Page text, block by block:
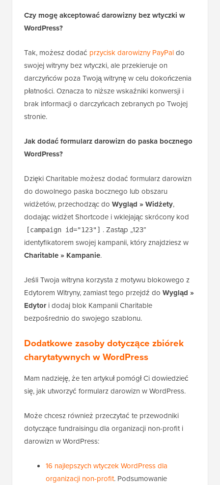
Czy mogę akceptować darowizny bez wtyczki w
WordPress?
Tak, możesz dodać przycisk darowizny PayPaldo
swojej witryny bez wtyczki, ale przekieruje on
darczyńców poza Twoją witrynę w celu dokończenia
płatności. Oznacza to niższe wskaźniki konwersji i
brak informacji o darczyńcach zebranych po Twojej
stronie.
Jak dodać formularz darowizn do paska bocznego
WordPress?
Dzięki Charitable możesz dodać formularz darowizn
do dowolnego paska bocznego lub obszaru
widżetów, przechodząc do Wygląd » Widżety,
dodając widżet Shortcode i wklejając skrócony kod
[campaign id="123"] . Zastąp „123”
identyfikatorem swojej kampanii, który znajdziesz w
Charitable » Kampanie.
Jeśli Twoja witryna korzysta z motywu blokowego z
Edytorem Witryny, zamiast tego przejdź do Wygląd »
Edytori dodaj blok Kampanii Charitable
bezpośrednio do swojego szablonu.
Dodatkowe zasoby dotyczące zbiórek
charytatywnych w WordPress
Mam nadzieję, że ten artykuł pomógł Ci dowiedzieć
się, jak utworzyć formularz darowizn w WordPress.
Może chcesz również przeczytać te przewodniki
dotyczące fundraisingu dla organizacji non-profit i
darowizn w WordPress:
16 najlepszych wtyczek WordPress dla
organizacji non-profit. Podsumowanie